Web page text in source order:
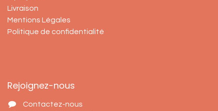
Livraison
Mentions Légales
Politique de confidentialité
Rejoignez-nous
Contactez-nous